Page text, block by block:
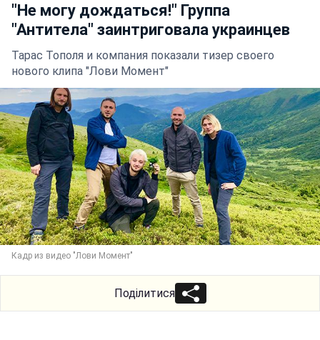
"Не могу дождаться!" Группа
"Антитела" заинтриговала украинцев
Тарас Тополя и компания показали тизер своего
нового клипа "Лови Момент"
Кадр из видео "Лови Момент"
Поділитися